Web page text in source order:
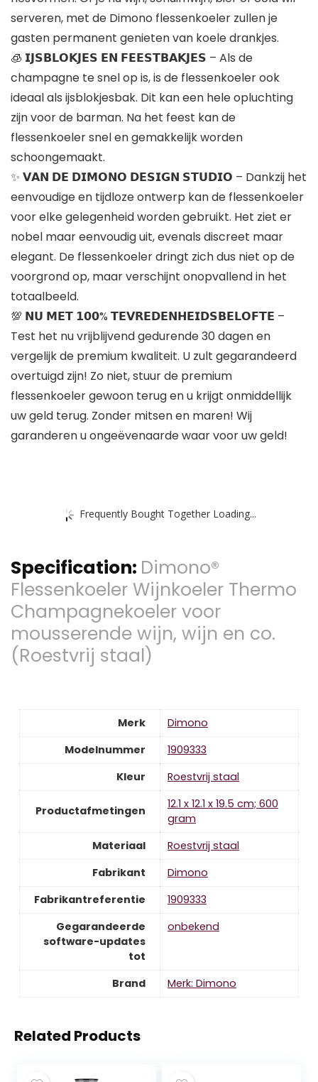
serveren, met de Dimono flessenkoeler zullen je
gasten permanent genieten van koele drankjes.
🧊 𝗜𝗝𝗦𝗕𝗟𝗢𝗞𝗝𝗘𝗦 𝗘𝗡 𝗙𝗘𝗘𝗦𝗧𝗕𝗔𝗞𝗝𝗘𝗦 – Als de
champagne te snel op is, is de flessenkoeler ook
ideaal als ijsblokjesbak. Dit kan een hele opluchting
zijn voor de barman. Na het feest kan de
flessenkoeler snel en gemakkelijk worden
schoongemaakt.
✨ 𝗩𝗔𝗡 𝗗𝗘 𝗗𝗜𝗠𝗢𝗡𝗢 𝗗𝗘𝗦𝗜𝗚𝗡 𝗦𝗧𝗨𝗗𝗜𝗢 – Dankzij het
eenvoudige en tijdloze ontwerp kan de flessenkoeler
voor elke gelegenheid worden gebruikt. Het ziet er
nobel maar eenvoudig uit, evenals discreet maar
elegant. De flessenkoeler dringt zich dus niet op de
voorgrond op, maar verschijnt onopvallend in het
totaalbeeld.
💯 𝗡𝗨 𝗠𝗘𝗧 𝟭𝟬𝟬% 𝗧𝗘𝗩𝗥𝗘𝗗𝗘𝗡𝗛𝗘𝗜𝗗𝗦𝗕𝗘𝗟𝗢𝗙𝗧𝗘 –
Test het nu vrijblijvend gedurende 30 dagen en
vergelijk de premium kwaliteit. U zult gegarandeerd
overtuigd zijn! Zo niet, stuur de premium
flessenkoeler gewoon terug en u krijgt onmiddellijk
uw geld terug. Zonder mitsen en maren! Wij
garanderen u ongeëvenaarde waar voor uw geld!
Frequently Bought Together Loading...
Specification: Dimono®
Flessenkoeler Wijnkoeler Thermo
Champagnekoeler voor
mousserende wijn, wijn en co.
(Roestvrij staal)
Merk
‎Dimono
Modelnummer
‎1909333
Kleur
‎Roestvrij staal
Productafmetingen
‎12.1 x 12.1 x 19.5 cm; 600
gram
Materiaal
‎Roestvrij staal
Fabrikant
‎Dimono
Fabrikantreferentie
‎1909333
Gegarandeerde
software-updates
tot
‎onbekend
Brand Merk: Dimono
Related Products